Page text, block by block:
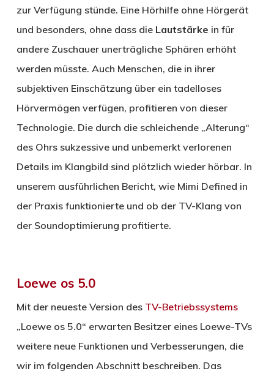
zur Verfügung stünde. Eine Hörhilfe ohne Hörgerät
und besonders, ohne dass die Lautstärke in für
andere Zuschauer unerträgliche Sphären erhöht
werden müsste. Auch Menschen, die in ihrer
subjektiven Einschätzung über ein tadelloses
Hörvermögen verfügen, profitieren von dieser
Technologie. Die durch die schleichende „Alterung“
des Ohrs sukzessive und unbemerkt verlorenen
Details im Klangbild sind plötzlich wieder hörbar. In
unserem ausführlichen Bericht, wie Mimi Defined in
der Praxis funktionierte und ob der TV-Klang von
der Soundoptimierung profitierte.
Loewe os 5.0
Mit der neueste Version des TV-Betriebssystems
„Loewe os 5.0“ erwarten Besitzer eines Loewe-TVs
weitere neue Funktionen und Verbesserungen, die
wir im folgenden Abschnitt beschreiben. Das